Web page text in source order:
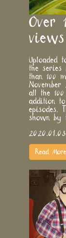
Over
views
Uploaded
the series
than 100
November
all the
addition
episodes.
shown by
Read More